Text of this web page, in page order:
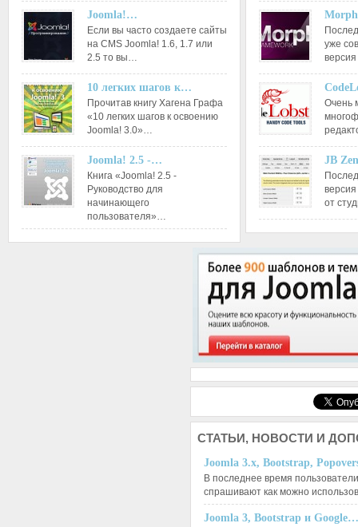
Joomla!…
Если вы часто создаете сайты
на CMS Joomla! 1.6, 1.7 или
2.5 то вы…
10 легких шагов к…
Прочитав книгу Хагена Графа
«10 легких шагов к освоению
Joomla! 3.0»…
Joomla! 2.5 -…
Книга «Joomla! 2.5 -
Руководство для
начинающего
пользователя»…
уже
Очень
JB
от
СТАТЬИ, НОВОСТИ И
Joomla 3.x, Bootstrap,
В последнее время
спрашивают как можно
Joomla 3, Bootstrap и Google…